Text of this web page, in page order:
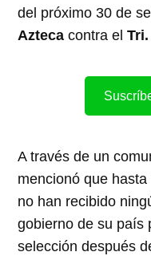
del próximo 30 de
Azteca contra el Tri.
A través de un
mencionó que
no han recibido
gobierno de su país
selección después